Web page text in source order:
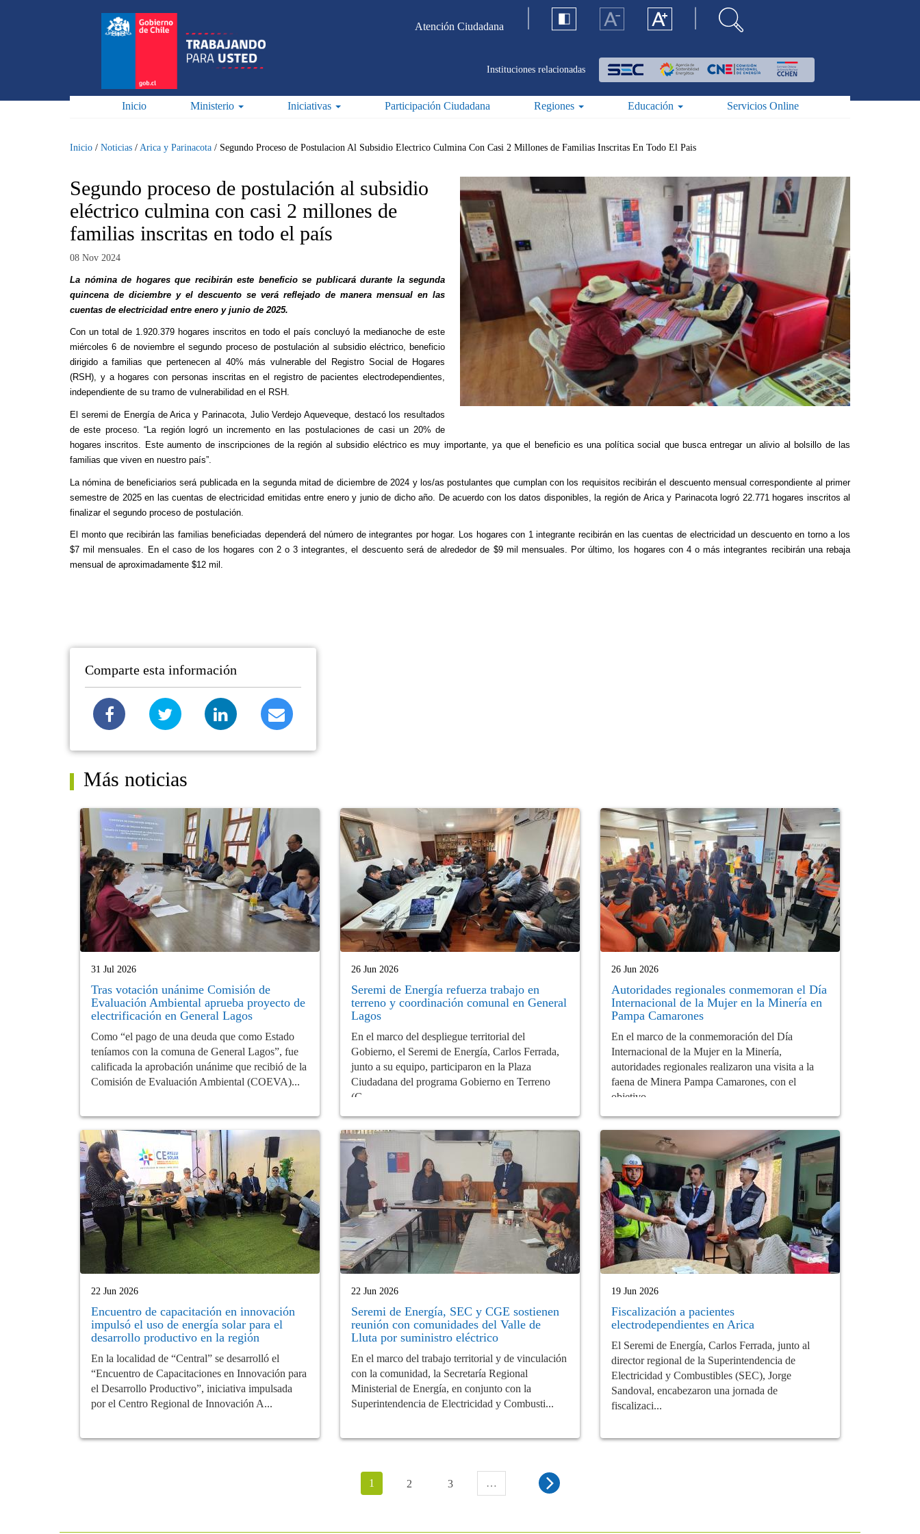
Atención Ciudadana
Instituciones relacionadas
Inicio Ministerio Iniciativas Participación Ciudadana Regiones Educación Servicios Online
Inicio / Noticias / Arica y Parinacota / Segundo Proceso de Postulacion Al Subsidio Electrico Culmina Con Casi 2 Millones de Familias Inscritas En Todo El Pais
Segundo proceso de postulación al subsidio
eléctrico culmina con casi 2 millones de
familias inscritas en todo el país
08 Nov 2024
La nómina de hogares que recibirán este beneficio se publicará durante la segunda
quincena de diciembre y el descuento se verá reflejado de manera mensual en las
cuentas de electricidad entre enero y junio de 2025.
Con un total de 1.920.379 hogares inscritos en todo el país concluyó la medianoche de este
miércoles 6 de noviembre el segundo proceso de postulación al subsidio eléctrico, beneficio
dirigido a familias que pertenecen al 40% más vulnerable del Registro Social de Hogares
(RSH), y a hogares con personas inscritas en el registro de pacientes electrodependientes,
independiente de su tramo de vulnerabilidad en el RSH.
El seremi de Energía de Arica y Parinacota, Julio Verdejo Aqueveque, destacó los resultados
de este proceso. “La región logró un incremento en las postulaciones de casi un 20% de
hogares inscritos. Este aumento de inscripciones de la región al subsidio eléctrico es muy importante, ya que el beneficio es una política social que busca entregar un alivio al bolsillo de las
familias que viven en nuestro país”.
La nómina de beneficiarios será publicada en la segunda mitad de diciembre de 2024 y los/as postulantes que cumplan con los requisitos recibirán el descuento mensual correspondiente al primer
semestre de 2025 en las cuentas de electricidad emitidas entre enero y junio de dicho año. De acuerdo con los datos disponibles, la región de Arica y Parinacota logró 22.771 hogares inscritos al
finalizar el segundo proceso de postulación.
El monto que recibirán las familias beneficiadas dependerá del número de integrantes por hogar. Los hogares con 1 integrante recibirán en las cuentas de electricidad un descuento en torno a los
$7 mil mensuales. En el caso de los hogares con 2 o 3 integrantes, el descuento será de alrededor de $9 mil mensuales. Por último, los hogares con 4 o más integrantes recibirán una rebaja
mensual de aproximadamente $12 mil.
Comparte esta información
Más noticias
31 Jul 2026
Tras votación unánime Comisión de
Evaluación Ambiental aprueba proyecto de
electrificación en General Lagos
Como “el pago de una deuda que como Estado
teníamos con la comuna de General Lagos”, fue
calificada la aprobación unánime que recibió de la
Comisión de Evaluación Ambiental (COEVA)...
26 Jun 2026
Seremi de Energía refuerza trabajo en
terreno y coordinación comunal en General
Lagos
En el marco del despliegue territorial del
Gobierno, el Seremi de Energía, Carlos Ferrada,
junto a su equipo, participaron en la Plaza
Ciudadana del programa Gobierno en Terreno
(G...
26 Jun 2026
Autoridades regionales conmemoran el Día
Internacional de la Mujer en la Minería en
Pampa Camarones
En el marco de la conmemoración del Día
Internacional de la Mujer en la Minería,
autoridades regionales realizaron una visita a la
faena de Minera Pampa Camarones, con el
objetivo...
22 Jun 2026
Encuentro de capacitación en innovación
impulsó el uso de energía solar para el
desarrollo productivo en la región
En la localidad de “Central” se desarrolló el
“Encuentro de Capacitaciones en Innovación para
el Desarrollo Productivo”, iniciativa impulsada
por el Centro Regional de Innovación A...
22 Jun 2026
Seremi de Energía, SEC y CGE sostienen
reunión con comunidades del Valle de
Lluta por suministro eléctrico
En el marco del trabajo territorial y de vinculación
con la comunidad, la Secretaría Regional
Ministerial de Energía, en conjunto con la
Superintendencia de Electricidad y Combusti...
19 Jun 2026
Fiscalización a pacientes
electrodependientes en Arica
El Seremi de Energía, Carlos Ferrada, junto al
director regional de la Superintendencia de
Electricidad y Combustibles (SEC), Jorge
Sandoval, encabezaron una jornada de
fiscalizaci...
1 2 3 …